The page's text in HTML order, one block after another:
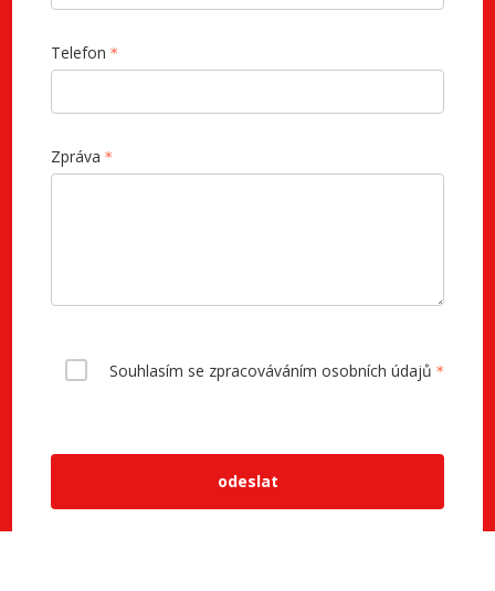
Telefon
Zpráva
Souhlasím se zpracováváním osobních údajů
odeslat